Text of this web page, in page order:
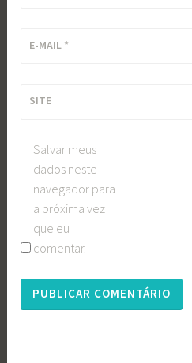
E-MAIL *
SITE
Salvar meus
dados neste
navegador para
a próxima vez
que eu
comentar.